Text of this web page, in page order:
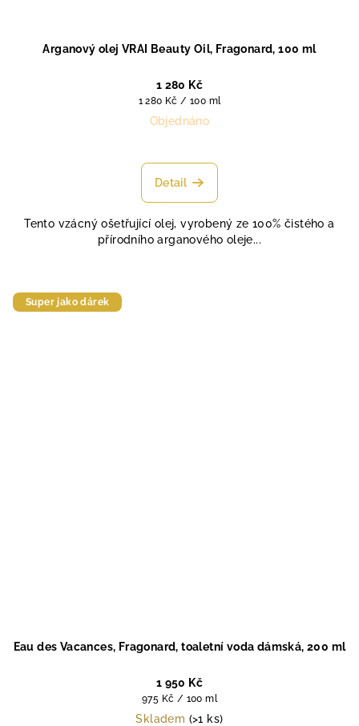
Arganový olej VRAI Beauty Oil, Fragonard, 100 ml
1 280 Kč
Měrná
cena:
1 280 Kč / 100 ml
Objednáno
hodnocení
produktu
z
5
Detail
Tento vzácný ošetřující olej, vyrobený ze 100% čistého a
přírodního arganového oleje...
Super jako dárek
Eau des Vacances, Fragonard, toaletní voda dámská, 200 ml
1 950 Kč
Měrná
cena:
975 Kč / 100 ml
Skladem (>1 ks)